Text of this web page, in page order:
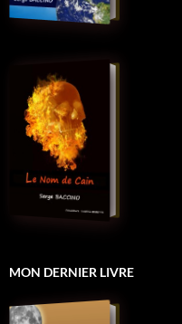
MON DERNIER LIVRE